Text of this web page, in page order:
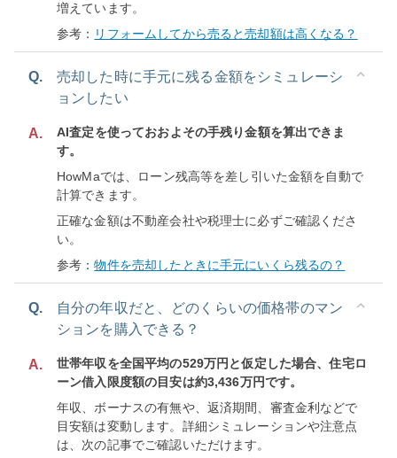
増えています。
参考： リフォームしてから売ると売却額は高くなる？
Q.
売却した時に手元に残る金額をシミュレーシ
ョンしたい
A.
AI査定を使っておおよその手残り金額を算出できま
す。
HowMaでは、ローン残高等を差し引いた金額を自動で
計算できます。
正確な金額は不動産会社や税理士に必ずご確認くださ
い。
参考：物件を売却したときに手元にいくら残るの？
Q.
自分の年収だと、どのくらいの価格帯のマン
ションを購入できる？
A.
世帯年収を全国平均の529万円と仮定した場合、住宅ロ
ーン借入限度額の目安は約3,436万円です。
年収、ボーナスの有無や、返済期間、審査金利などで
目安額は変動します。詳細シミュレーションや注意点
は、次の記事でご確認いただけます。